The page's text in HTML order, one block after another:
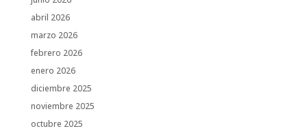
abril 2026
marzo 2026
febrero 2026
enero 2026
diciembre 2025
noviembre 2025
octubre 2025